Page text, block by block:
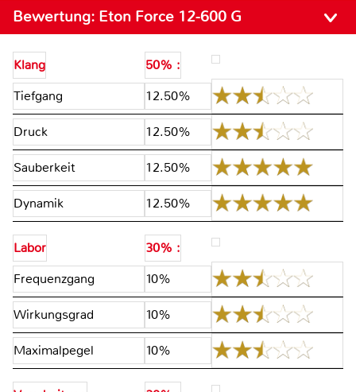
Bewertung: Eton Force 12-600 G
Klang
50% :
Tiefgang
12.50%
Druck 12.50%
Sauberkeit 12.50%
Dynamik 12.50%
Labor
30% :
Frequenzgang
10%
Wirkungsgrad 10%
Maximalpegel 10%